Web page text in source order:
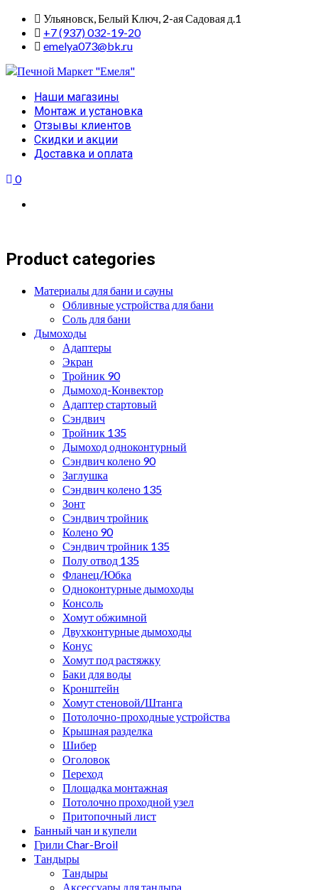
Skip
content
Ульяновск, Белый Ключ, 2-ая Садовая д.1
+7 (937) 032-19-20
emelya073@bk.ru
Primary
Menu
Наши магазины
Монтаж и установка
Отзывы клиентов
Скидки и акции
Доставка и оплата
0
Product categories
Материалы для бани и сауны
Обливные устройства для бани
Соль для бани
Дымоходы
Адаптеры
Экран
Тройник 90
Дымоход-Конвектор
Адаптер стартовый
Сэндвич
Тройник 135
Дымоход одноконтурный
Сэндвич колено 90
Заглушка
Сэндвич колено 135
Зонт
Сэндвич тройник
Колено 90
Сэндвич тройник 135
Полу отвод 135
Фланец/Юбка
Одноконтурные дымоходы
Консоль
Хомут обжимной
Двухконтурные дымоходы
Конус
Хомут под растяжку
Баки для воды
Кронштейн
Хомут стеновой/Штанга
Потолочно-проходные устройства
Крышная разделка
Шибер
Оголовок
Переход
Площадка монтажная
Потолочно проходной узел
Притопочный лист
Банный чан и купели
Грили Char-Broil
Тандыры
Тандыры
Аксессуары для тандыра